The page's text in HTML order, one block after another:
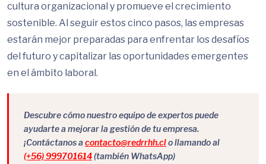
cultura organizacional y promueve el crecimiento
sostenible. Al seguir estos cinco pasos, las empresas
estarán mejor preparadas para enfrentar los desafíos
del futuro y capitalizar las oportunidades emergentes
en el ámbito laboral.
Descubre cómo nuestro equipo de expertos puede
ayudarte a mejorar la gestión de tu empresa.
¡Contáctanos acontacto@redrrhh.clo llamando al
(+56) 999701614(también WhatsApp)